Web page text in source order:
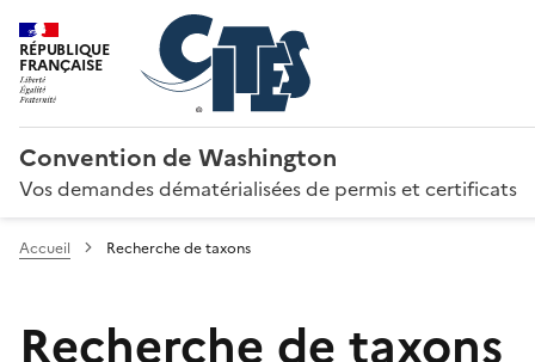
RÉPUBLIQUE
FRANÇAISE
Convention de Washington
Vos demandes dématérialisées de permis et certificats
Accueil Recherche de taxons
Recherche de taxons